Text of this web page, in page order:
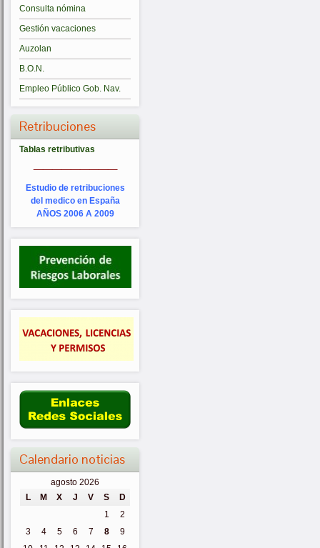
Consulta nómina
Gestión vacaciones
Auzolan
B.O.N.
Empleo Público Gob. Nav.
Retribuciones
Tablas retributivas
Estudio de retribuciones
del medico en España
AÑOS 2006 A 2009
Calendario noticias
agosto 2026
L
M X J V S
D
1
2
3
4 5 6 7 8
9